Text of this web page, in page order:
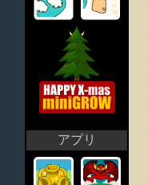
アプリ